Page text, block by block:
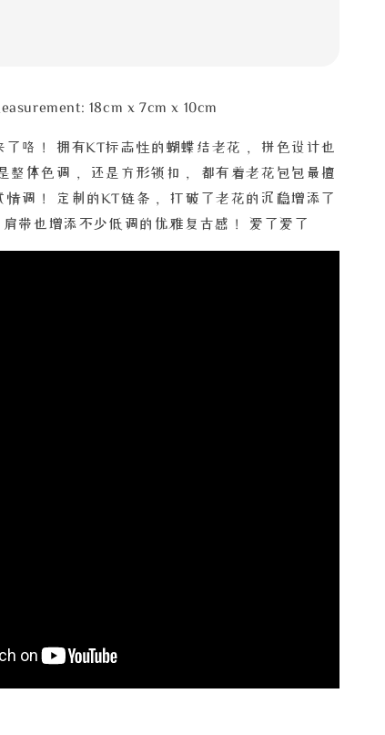
18cm x 7cm x 10cm
了咯！ 拥有KT标志性的蝴蝶结老花， 拼色设计也
整体色调， 还是方形锁扣， 都有着老花包包最擅
情调！ 定制的KT链条， 打破了老花的沉稳增添了
带也增添不少低调的优雅复古感！ 爱了爱了